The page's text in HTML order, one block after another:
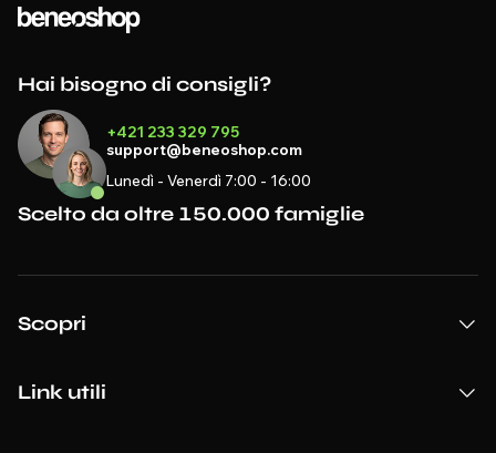
Hai bisogno di consigli?
+421 233 329 795
support@beneoshop.com
Lunedì - Venerdì 7:00 - 16:00
Scelto da oltre 150.000 famiglie
Scopri
Link utili